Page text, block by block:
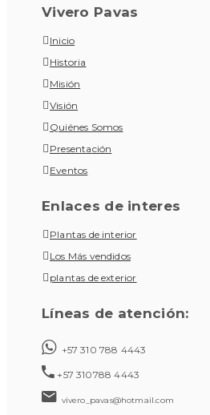
Vivero Pavas
Inicio
Historia
Misión
Visión
Quiénes Somos
Presentación
Eventos
Enlaces de interes
Plantas de interior
Los Más vendidos
plantas de exterior
Líneas de atención:
+57 310 788 4443
+57 310788 4443
vivero_pavas@hotmail.com